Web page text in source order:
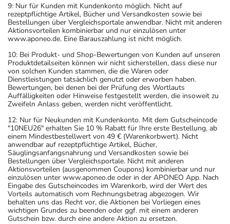
9: Nur für Kunden mit Kundenkonto möglich. Nicht auf
rezeptpflichtige Artikel, Bücher und Versandkosten sowie bei
Bestellungen über Vergleichsportale anwendbar. Nicht mit anderen
Aktionsvorteilen kombinierbar und nur einzulösen unter
www.aponeo.de. Eine Barauszahlung ist nicht möglich.
10: Bei Produkt- und Shop-Bewertungen von Kunden auf unseren
Produktdetailseiten können wir nicht sicherstellen, dass diese nur
von solchen Kunden stammen, die die Waren oder
Dienstleistungen tatsächlich genutzt oder erworben haben.
Bewertungen, bei denen bei der Prüfung des Wortlauts
Auffälligkeiten oder Hinweise festgestellt werden, die insoweit zu
Zweifeln Anlass geben, werden nicht veröffentlicht.
12: Nur für Neukunden mit Kundenkonto. Mit dem Gutscheincode
"10NEU26" erhalten Sie 10 % Rabatt für Ihre erste Bestellung, ab
einem Mindestbestellwert von 49 € (Warenkorbwert). Nicht
anwendbar auf rezeptpflichtige Artikel, Bücher,
Säuglingsanfangsnahrung und Versandkosten sowie bei
Bestellungen über Vergleichsportale. Nicht mit anderen
Aktionsvorteilen (ausgenommen Coupons) kombinierbar und nur
einzulösen unter www.aponeo.de oder in der APONEO App. Nach
Eingabe des Gutscheincodes im Warenkorb, wird der Wert des
Vorteils automatisch vom Rechnungsbetrag abgezogen. Wir
behalten uns das Recht vor, die Aktionen bei Vorliegen eines
wichtigen Grundes zu beenden oder ggf. mit einem anderen
Gutschein bzw. durch eine andere Aktion zu ersetzen.